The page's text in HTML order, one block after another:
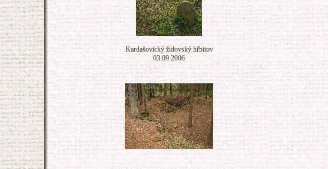
Kardašovický židovský hřbitov
03.09.2006